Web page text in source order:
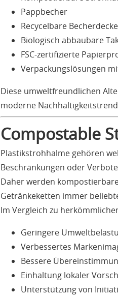
Pappbecher
Recycelbare
Biologisch abbaubare
FSC-zertifizierte
Verpackungslösungen
Diese umweltfreundlichen
moderne
Compostable
Plastikstrohhalme gehören
Beschränkungen oder
Daher werden
Getränkeketten immer
Im Vergleich zu
Geringere
Verbessertes
Bessere
Einhaltung lokaler
Unterstützung von